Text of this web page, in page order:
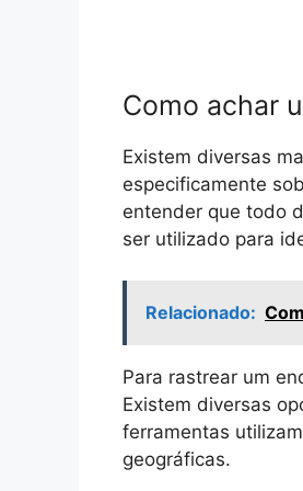
Como achar
Existem diversas
especificamente
entender que todo
ser utilizado para
Relacionado:
Para rastrear um
Existem diversas
ferramentas
geográficas.